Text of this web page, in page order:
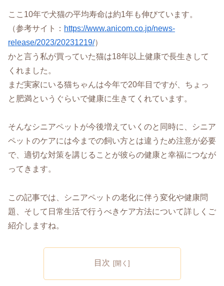
ここ10年で犬猫の平均寿命は約1年も伸びています。
（参考サイト： https://www.anicom.co.jp/news-
release/2023/20231219/）
かと言う私が買っていた猫は18年以上健康で長生きして
くれました。
まだ実家にいる猫ちゃんは今年で20年目ですが、ちょっ
と肥満というぐらいで健康に生きてくれています。
そんなシニアペットが今後増えていくのと同時に、シニア
ペットのケアには今までの飼い方とは違うため注意が必要
で、適切な対策を講じることが彼らの健康と幸福につなが
ってきます。
この記事では、シニアペットの老化に伴う変化や健康問
題、そして日常生活で行うべきケア方法について詳しくご
紹介しますね。
目次